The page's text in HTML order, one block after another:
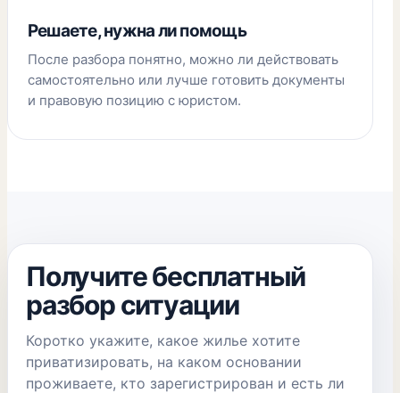
Решаете, нужна ли помощь
После разбора понятно, можно ли действовать
самостоятельно или лучше готовить документы
и правовую позицию с юристом.
Получите бесплатный
разбор ситуации
Коротко укажите, какое жилье хотите
приватизировать, на каком основании
проживаете, кто зарегистрирован и есть ли